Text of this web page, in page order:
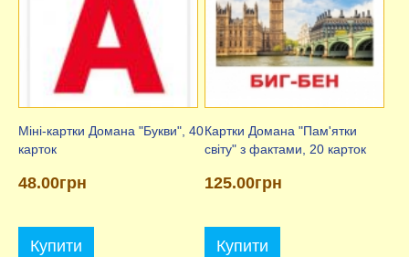
Міні-картки Домана "Букви", 40
карток
48.00грн
Купити
Картки Домана "Пам'ятки
світу" з фактами, 20 карток
125.00грн
Купити